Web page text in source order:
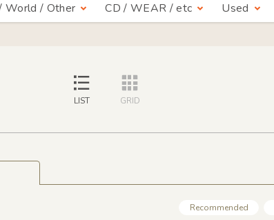
World / Other CD / WEAR / etc Used
LIST GRID
Recommended